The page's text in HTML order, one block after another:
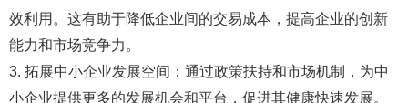
效利用。这有助于降低企业间的交易成本，提高企业的创新
能力和市场竞争力。
3. 拓展中小企业发展空间：通过政策扶持和市场机制，为中
小企业提供更多的发展机会和平台，促进其健康快速发展。